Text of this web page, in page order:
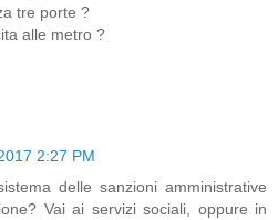
tre porte ?
alle metro ?
2:27 PM
delle sanzioni amministrative
Vai ai servizi sociali, oppure in